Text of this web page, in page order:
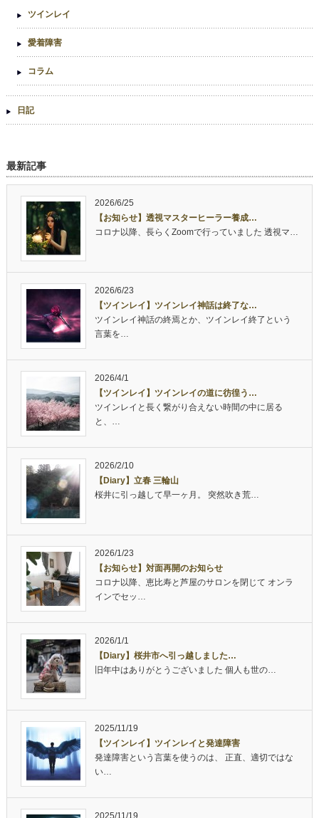
ツインレイ
愛着障害
コラム
日記
最新記事
2026/6/25
【お知らせ】透視マスターヒーラー養成…
コロナ以降、長らくZoomで行っていました 透視マ…
2026/6/23
【ツインレイ】ツインレイ神話は終了な…
ツインレイ神話の終焉とか、ツインレイ終了という
言葉を…
2026/4/1
【ツインレイ】ツインレイの道に彷徨う…
ツインレイと長く繋がり合えない時間の中に居る
と、…
2026/2/10
【Diary】立春 三輪山
桜井に引っ越して早一ヶ月。 突然吹き荒…
2026/1/23
【お知らせ】対面再開のお知らせ
コロナ以降、恵比寿と芦屋のサロンを閉じて オンラ
インでセッ…
2026/1/1
【Diary】桜井市へ引っ越しました…
旧年中はありがとうございました 個人も世の…
2025/11/19
【ツインレイ】ツインレイと発達障害
発達障害という言葉を使うのは、 正直、適切ではな
い…
2025/11/19